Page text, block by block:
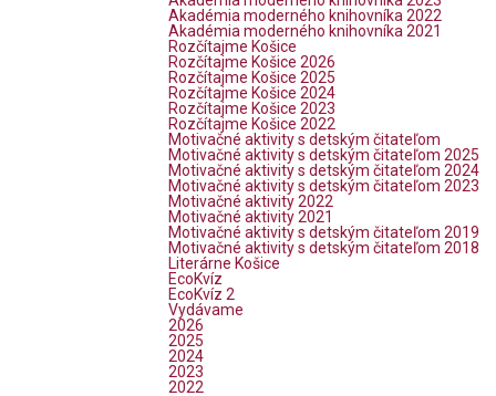
Akadémia moderného knihovníka 2022
Akadémia moderného knihovníka 2021
Rozčítajme Košice
Rozčítajme Košice 2026
Rozčítajme Košice 2025
Rozčítajme Košice 2024
Rozčítajme Košice 2023
Rozčítajme Košice 2022
Motivačné aktivity s detským čitateľom
Motivačné aktivity s detským čitateľom 2025
Motivačné aktivity s detským čitateľom 2024
Motivačné aktivity s detským čitateľom 2023
Motivačné aktivity 2022
Motivačné aktivity 2021
Motivačné aktivity s detským čitateľom 2019
Motivačné aktivity s detským čitateľom 2018
Literárne Košice
EcoKvíz
EcoKvíz 2
Vydávame
2026
2025
2024
2023
2022